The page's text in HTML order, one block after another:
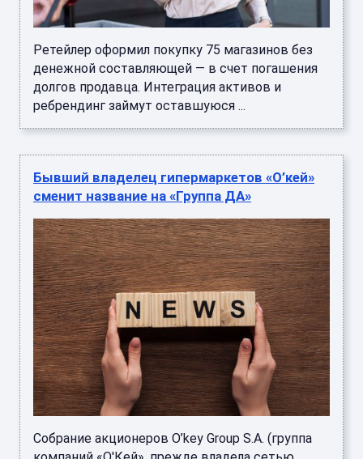
Ретейлер оформил покупку 75 магазинов без
денежной составляющей — в счет погашения
долгов продавца. Интеграция активов и
ребрендинг займут оставшуюся ...
Бывший владелец гипермаркетов «О’кей»
сменит название на «Группа ДА»
Собрание акционеров O’key Group S.A. (группа